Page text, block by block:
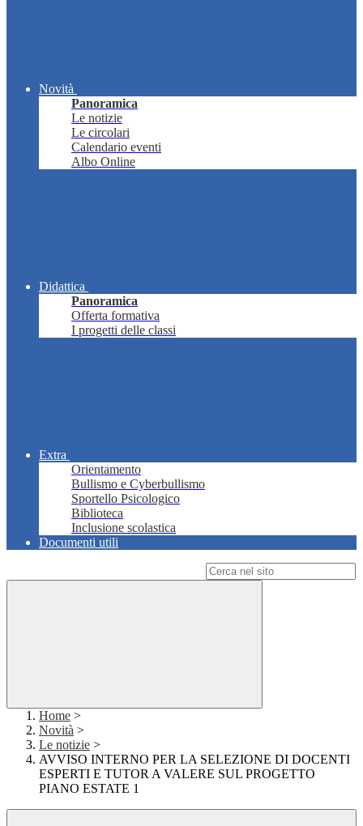
Novità
Panoramica
Le notizie
Le circolari
Calendario eventi
Albo Online
Didattica
Panoramica
Offerta formativa
I progetti delle classi
Extra
Orientamento
Bullismo e Cyberbullismo
Sportello Psicologico
Biblioteca
Inclusione scolastica
Documenti utili
Home >
Novità >
Le notizie >
AVVISO INTERNO PER LA SELEZIONE DI DOCENTI
ESPERTI E TUTOR A VALERE SUL PROGETTO
PIANO ESTATE 1